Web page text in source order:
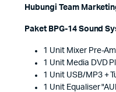
Hubungi Team
Paket BPG-14 Sound
1 Unit Mixer Pre-
1 Unit Media DVD
1 Unit USB/MP3 +
1 Unit Equaliser